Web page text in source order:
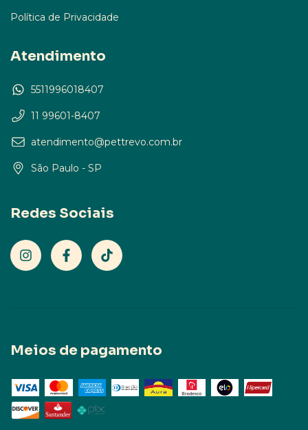
Política de Privacidade
Atendimento
5511996018407
11 99601-8407
atendimento@pettrevo.com.br
São Paulo - SP
Redes Sociais
Meios de pagamento